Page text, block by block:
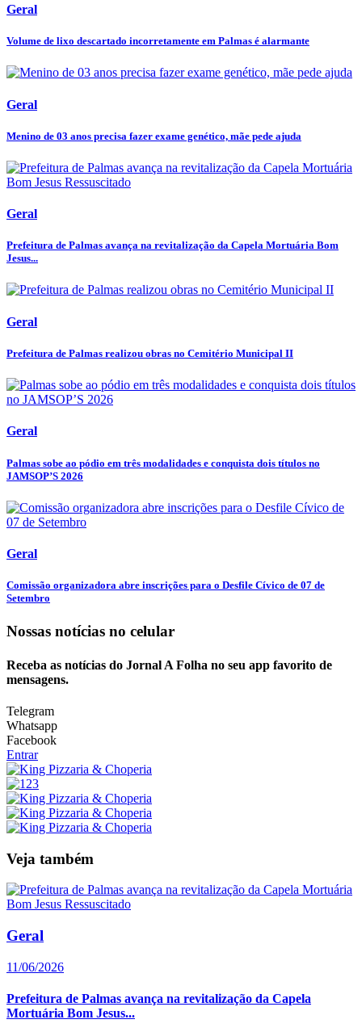
Geral
Volume de lixo descartado incorretamente em Palmas é alarmante
Geral
Menino de 03 anos precisa fazer exame genético, mãe pede ajuda
Geral
Prefeitura de Palmas avança na revitalização da Capela Mortuária Bom
Jesus...
Geral
Prefeitura de Palmas realizou obras no Cemitério Municipal II
Geral
Palmas sobe ao pódio em três modalidades e conquista dois títulos no
JAMSOP’S 2026
Geral
Comissão organizadora abre inscrições para o Desfile Cívico de 07 de
Setembro
Nossas notícias no celular
Receba as notícias do Jornal A Folha no seu app favorito de
mensagens.
Telegram
Whatsapp
Facebook
Entrar
Veja também
Geral
11/06/2026
Prefeitura de Palmas avança na revitalização da Capela
Mortuária Bom Jesus...